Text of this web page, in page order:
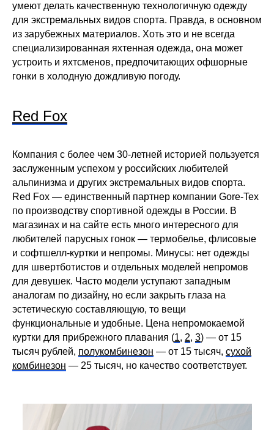
умеют делать качественную технологичную одежду
для экстремальных видов спорта. Правда, в основном
из зарубежных материалов. Хоть это и не всегда
специализированная яхтенная одежда, она может
устроить и яхтсменов, предпочитающих офшорные
гонки в холодную дождливую погоду.
Red Fox
Компания с более чем 30-летней историей пользуется
заслуженным успехом у российских любителей
альпинизма и других экстремальных видов спорта.
Red Fox — единственный партнер компании Gore-Tex
по производству спортивной одежды в России. В
магазинах и на сайте есть много интересного для
любителей парусных гонок — термобелье, флисовые
и софтшелл-куртки и непромы. Минусы: нет одежды
для швертботистов и отдельных моделей непромов
для девушек. Часто модели уступают западным
аналогам по дизайну, но если закрыть глаза на
эстетическую составляющую, то вещи
функциональные и удобные. Цена непромокаемой
куртки для прибрежного плавания (1, 2, 3) — от 15
тысяч рублей, полукомбинезон — от 15 тысяч, сухой
комбинезон — 25 тысяч, но качество соответствует.